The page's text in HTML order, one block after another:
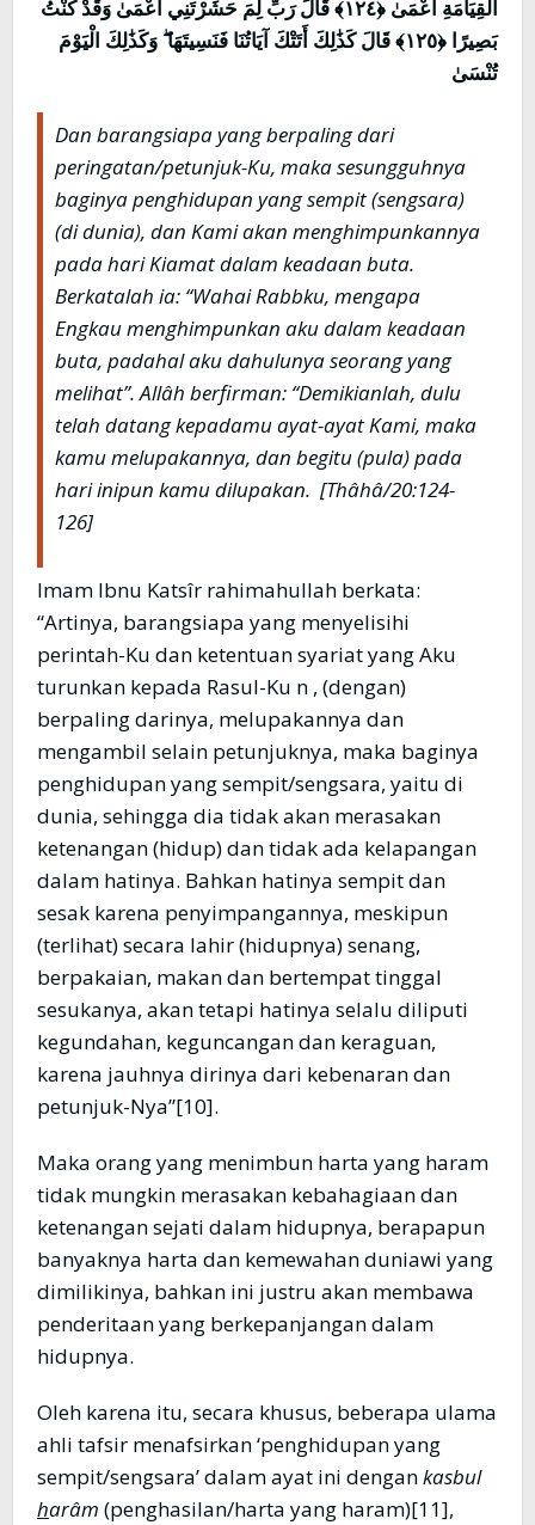
الْقِيَامَةِ أَعْمَىٰ ﴿١٢٤﴾ قَالَ رَبِّ لِمَ حَشَرْتَنِي أَعْمَىٰ وَقَدْ كُنْتُ
بَصِيرًا ﴿١٢٥﴾ قَالَ كَذَٰلِكَ أَتَتْكَ آيَاتُنَا فَنَسِيتَهَا ۖ وَكَذَٰلِكَ الْيَوْمَ
تُنْسَىٰ
Dan barangsiapa yang berpaling dari
peringatan/petunjuk-Ku, maka sesungguhnya
baginya penghidupan yang sempit (sengsara)
(di dunia), dan Kami akan menghimpunkannya
pada hari Kiamat dalam keadaan buta.
Berkatalah ia: “Wahai Rabbku, mengapa
Engkau menghimpunkan aku dalam keadaan
buta, padahal aku dahulunya seorang yang
melihat”. Allâh berfirman: “Demikianlah, dulu
telah datang kepadamu ayat-ayat Kami, maka
kamu melupakannya, dan begitu (pula) pada
hari inipun kamu dilupakan. [Thâhâ/20:124-
126]
Imam Ibnu Katsîr rahimahullah berkata:
“Artinya, barangsiapa yang menyelisihi
perintah-Ku dan ketentuan syariat yang Aku
turunkan kepada Rasul-Ku n , (dengan)
berpaling darinya, melupakannya dan
mengambil selain petunjuknya, maka baginya
penghidupan yang sempit/sengsara, yaitu di
dunia, sehingga dia tidak akan merasakan
ketenangan (hidup) dan tidak ada kelapangan
dalam hatinya. Bahkan hatinya sempit dan
sesak karena penyimpangannya, meskipun
(terlihat) secara lahir (hidupnya) senang,
berpakaian, makan dan bertempat tinggal
sesukanya, akan tetapi hatinya selalu diliputi
kegundahan, keguncangan dan keraguan,
karena jauhnya dirinya dari kebenaran dan
petunjuk-Nya”[10].
Maka orang yang menimbun harta yang haram
tidak mungkin merasakan kebahagiaan dan
ketenangan sejati dalam hidupnya, berapapun
banyaknya harta dan kemewahan duniawi yang
dimilikinya, bahkan ini justru akan membawa
penderitaan yang berkepanjangan dalam
hidupnya.
Oleh karena itu, secara khusus, beberapa ulama
ahli tafsir menafsirkan ‘penghidupan yang
sempit/sengsara’ dalam ayat ini dengankasbul
harâm (penghasilan/harta yang haram)[11],